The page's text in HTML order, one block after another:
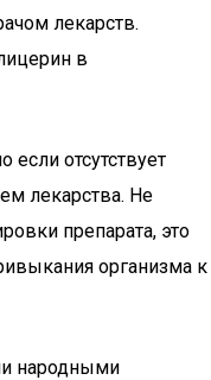
лекарств.
в
отсутствует
лекарства. Не
препарата, это
организма к
народными